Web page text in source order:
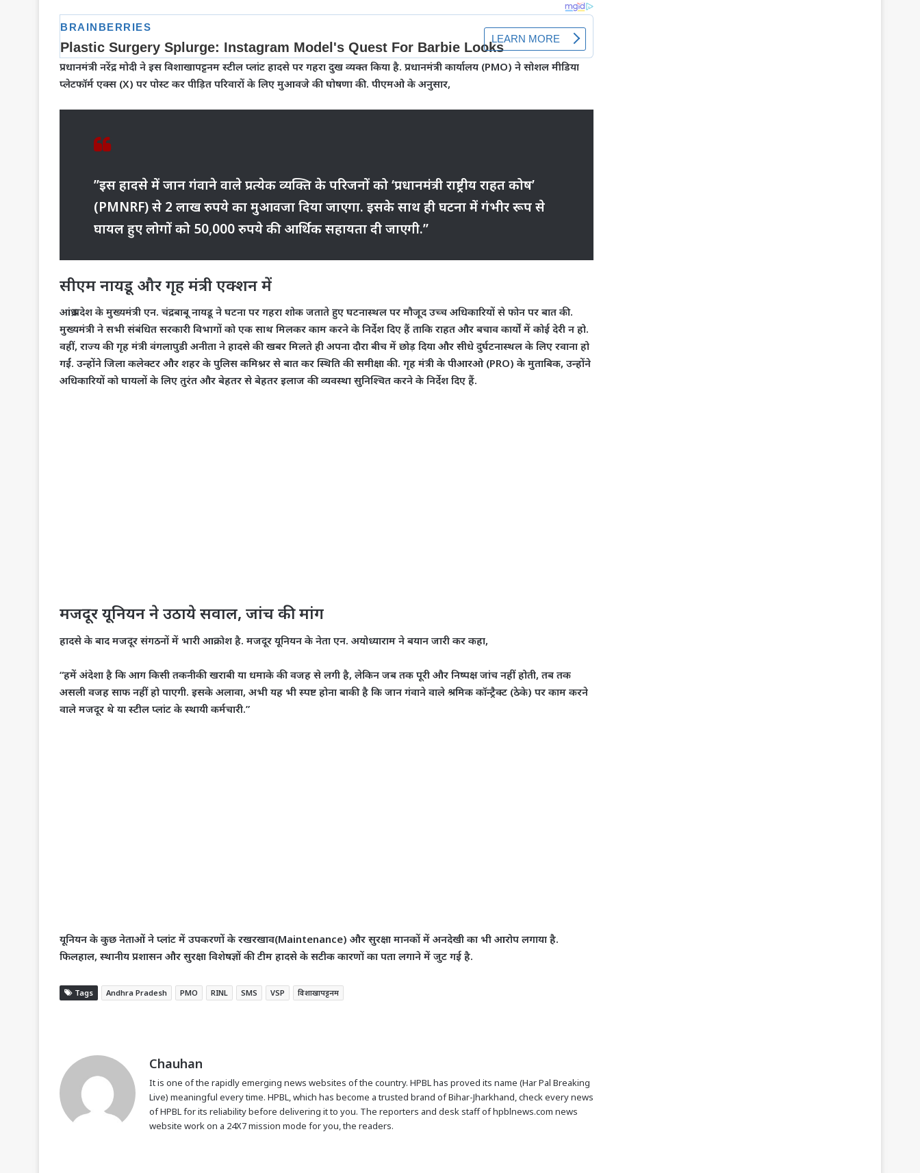
​प्रधानमंत्री नरेंद्र मोदी ने इस विशाखापट्टनम स्टील प्लांट हादसे पर गहरा दुख व्यक्त किया है. प्रधानमंत्री कार्यालय (PMO) ने सोशल मीडिया
प्लेटफॉर्म एक्स (X) पर पोस्ट कर पीड़ित परिवारों के लिए मुआवजे की घोषणा की. पीएमओ के अनुसार,
​”इस हादसे में जान गंवाने वाले प्रत्येक व्यक्ति के परिजनों को ‘प्रधानमंत्री राष्ट्रीय राहत कोष’
(PMNRF) से 2 लाख रुपये का मुआवजा दिया जाएगा. इसके साथ ही घटना में गंभीर रूप से
घायल हुए लोगों को 50,000 रुपये की आर्थिक सहायता दी जाएगी.”
​सीएम नायडू और गृह मंत्री एक्शन में
​आंध्र प्रदेश के मुख्यमंत्री एन. चंद्रबाबू नायडू ने घटना पर गहरा शोक जताते हुए घटनास्थल पर मौजूद उच्च अधिकारियों से फोन पर बात की.
मुख्यमंत्री ने सभी संबंधित सरकारी विभागों को एक साथ मिलकर काम करने के निर्देश दिए हैं ताकि राहत और बचाव कार्यों में कोई देरी न हो.
​वहीं, राज्य की गृह मंत्री वंगलापुडी अनीता ने हादसे की खबर मिलते ही अपना दौरा बीच में छोड़ दिया और सीधे दुर्घटनास्थल के लिए रवाना हो
गईं. उन्होंने जिला कलेक्टर और शहर के पुलिस कमिश्नर से बात कर स्थिति की समीक्षा की. गृह मंत्री के पीआरओ (PRO) के मुताबिक, उन्होंने
अधिकारियों को घायलों के लिए तुरंत और बेहतर से बेहतर इलाज की व्यवस्था सुनिश्चित करने के निर्देश दिए हैं.
​मजदूर यूनियन ने उठाये सवाल, जांच की मांग
​हादसे के बाद मजदूर संगठनों में भारी आक्रोश है. मजदूर यूनियन के नेता एन. अयोध्याराम ने बयान जारी कर कहा,
“हमें अंदेशा है कि आग किसी तकनीकी खराबी या धमाके की वजह से लगी है, लेकिन जब तक पूरी और निष्पक्ष जांच नहीं होती, तब तक
असली वजह साफ नहीं हो पाएगी. इसके अलावा, अभी यह भी स्पष्ट होना बाकी है कि जान गंवाने वाले श्रमिक कॉन्ट्रैक्ट (ठेके) पर काम करने
वाले मजदूर थे या स्टील प्लांट के स्थायी कर्मचारी.”
​यूनियन के कुछ नेताओं ने प्लांट में उपकरणों के रखरखाव(Maintenance) और सुरक्षा मानकों में अनदेखी का भी आरोप लगाया है.
फिलहाल, स्थानीय प्रशासन और सुरक्षा विशेषज्ञों की टीम हादसे के सटीक कारणों का पता लगाने में जुट गई है.
Tags Andhra Pradesh PMO RINL SMS VSP विशाखापट्टनम
Chauhan
It is one of the rapidly emerging news websites of the country. HPBL has proved its name (Har Pal Breaking
Live) meaningful every time. HPBL, which has become a trusted brand of Bihar-Jharkhand, check every news
of HPBL for its reliability before delivering it to you. The reporters and desk staff of hpblnews.com news
website work on a 24X7 mission mode for you, the readers.